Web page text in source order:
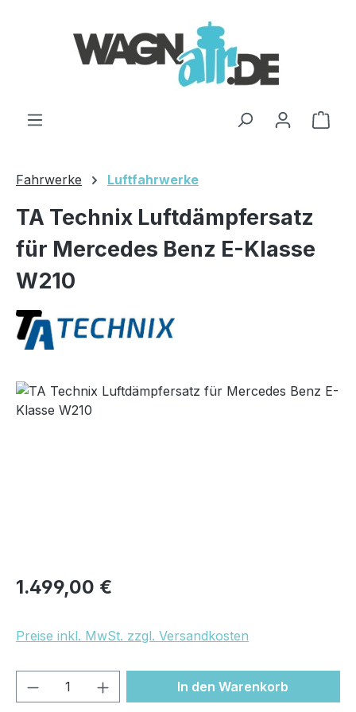
Fahrwerke Luftfahrwerke
TA Technix Luftdämpfersatz
für Mercedes Benz E-Klasse
W210
Bildergalerie überspringen
Regulärer Preis:
1.499,00 €
Preise inkl. MwSt. zzgl. Versandkosten
Produkt Anzahl: Gib denIn den Warenkorb